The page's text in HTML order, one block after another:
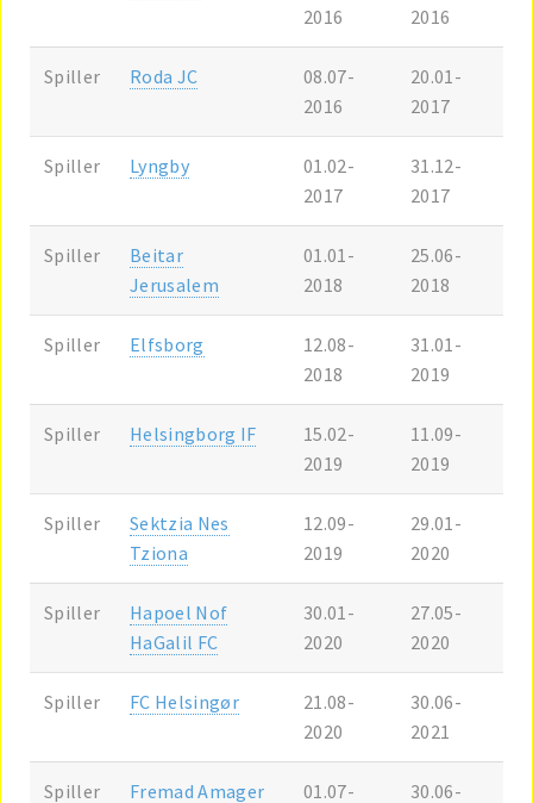
2016
2016
Spiller Roda JC
08.07-
2016
20.01-
2017
Spiller Lyngby
01.02-
2017
31.12-
2017
Spiller
Beitar
Jerusalem
01.01-
2018
25.06-
2018
Spiller Elfsborg
12.08-
2018
31.01-
2019
Spiller Helsingborg IF
15.02-
2019
11.09-
2019
Spiller
Sektzia Nes
Tziona
12.09-
2019
29.01-
2020
Spiller
Hapoel Nof
HaGalil FC
30.01-
2020
27.05-
2020
Spiller FC Helsingør
21.08-
2020
30.06-
2021
Spiller Fremad Amager 01.07- 30.06-